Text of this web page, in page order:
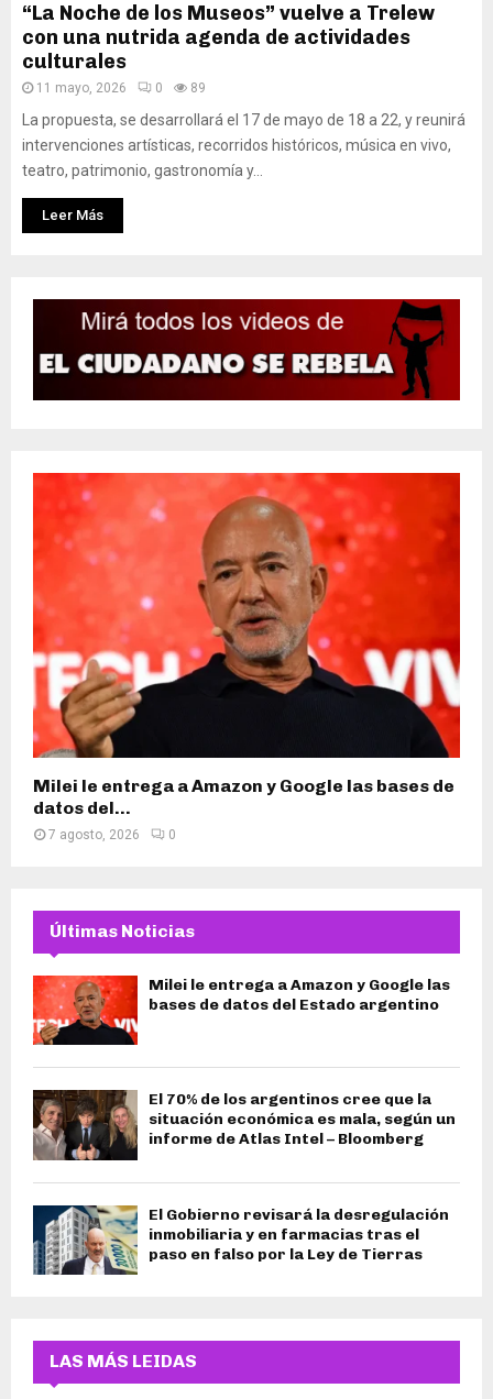
“La Noche de los Museos” vuelve a Trelew
con una nutrida agenda de actividades
culturales
11 mayo, 2026 0 89
La propuesta, se desarrollará el 17 de mayo de 18 a 22, y reunirá
intervenciones artísticas, recorridos históricos, música en vivo,
teatro, patrimonio, gastronomía y...
Leer Más
Milei le entrega a Amazon y Google las bases de
datos del...
7 agosto, 2026 0
Últimas Noticias
Milei le entrega a Amazon y Google las
bases de datos del Estado argentino
El 70% de los argentinos cree que la
situación económica es mala, según un
informe de Atlas Intel – Bloomberg
El Gobierno revisará la desregulación
inmobiliaria y en farmacias tras el
paso en falso por la Ley de Tierras
LAS MÁS LEIDAS